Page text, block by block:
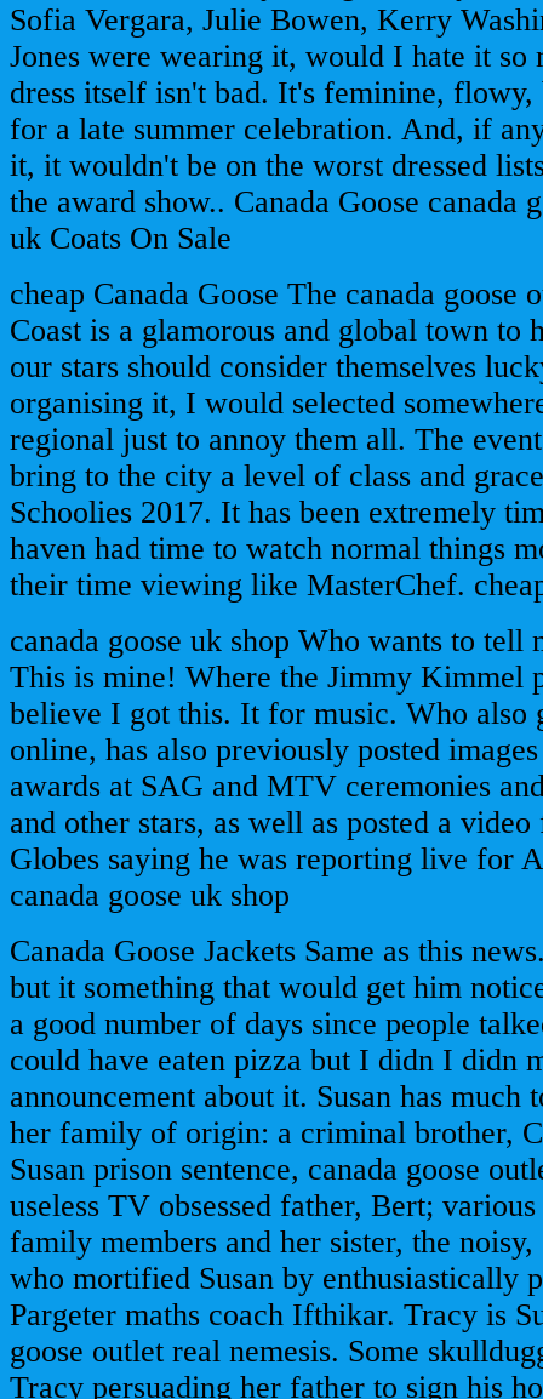
Sofia Vergara, Julie Bowen, Kerry
Jones were wearing it, would I hate it so
dress itself isn't bad. It's feminine,
for a late summer celebration. And, if
it, it wouldn't be on the worst dressed
the award show.. Canada Goose canada
uk Coats On Sale
cheap Canada Goose The canada goose
Coast is a glamorous and global town to
our stars should consider themselves
organising it, I would selected
regional just to annoy them all. The
bring to the city a level of class and
Schoolies 2017. It has been extremely
haven had time to watch normal things
their time viewing like MasterChef.
canada goose uk shop Who wants to tell
This is mine! Where the Jimmy Kimmel
believe I got this. It for music. Who also
online, has also previously posted
awards at SAG and MTV ceremonies
and other stars, as well as posted a
Globes saying he was reporting live for
canada goose uk shop
Canada Goose Jackets Same as this
but it something that would get him
a good number of days since people
could have eaten pizza but I didn I didn
announcement about it. Susan has
her family of origin: a criminal brother,
Susan prison sentence, canada goose
useless TV obsessed father, Bert;
family members and her sister, the
who mortified Susan by enthusiastically
Pargeter maths coach Ifthikar. Tracy is
goose outlet real nemesis. Some
Tracy persuading her father to sign his